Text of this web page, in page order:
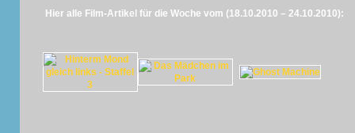
Hier alle Film-Artikel für die Woche vom (18.10.2010 – 24.10.2010):